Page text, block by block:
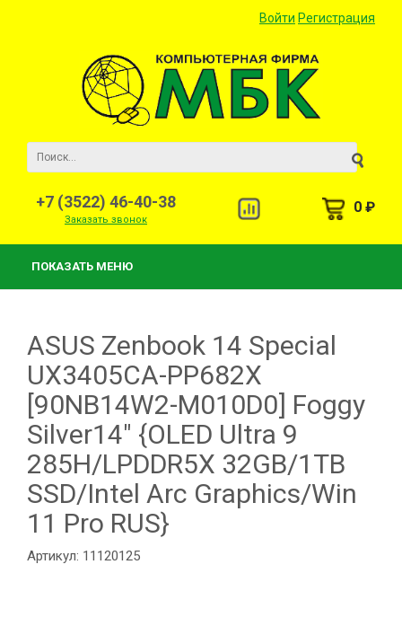
Войти Регистрация
+7 (3522) 46-40-38
Заказать звонок
0 ₽
ПОКАЗАТЬ МЕНЮ
ASUS Zenbook 14 Special
UX3405CA-PP682X
[90NB14W2-M010D0] Foggy
Silver14" {OLED Ultra 9
285H/LPDDR5X 32GB/1TB
SSD/Intel Arc Graphics/Win
11 Pro RUS}
Артикул: 11120125